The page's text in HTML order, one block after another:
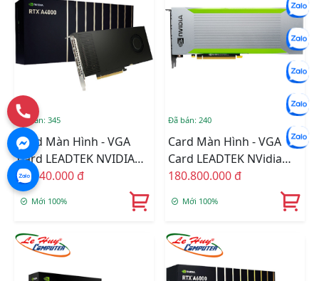
Đã bán: 345
Card Màn Hình - VGA
Card LEADTEK NVIDIA
Quadro RTX A4000
26.040.000 đ
Mới 100%
Đã bán: 240
Card Màn Hình - VGA
Card LEADTEK NVidia
Quadro RTX8000 Passive
180.800.000 đ
Mới 100%